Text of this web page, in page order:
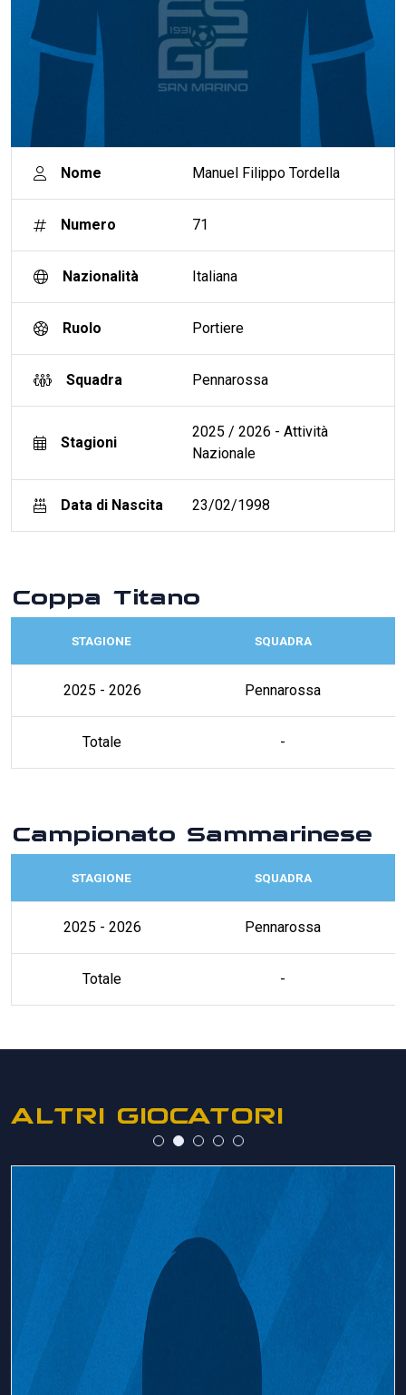
Nome Manuel Filippo Tordella
Numero 71
Nazionalità Italiana
Ruolo Portiere
Squadra Pennarossa
Stagioni
2025 / 2026 - Attività
Nazionale
Data di Nascita 23/02/1998
Coppa Titano
STAGIONE SQUADRA
2025 - 2026 Pennarossa
Totale -
Campionato Sammarinese
STAGIONE SQUADRA
2025 - 2026 Pennarossa
Totale -
ALTRI GIOCATORI